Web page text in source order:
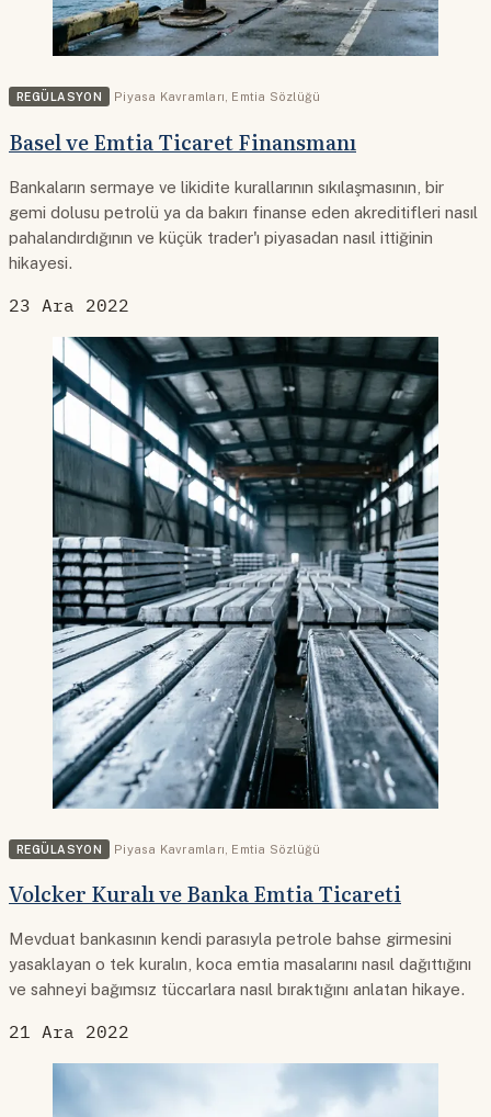
REGÜLASYON Piyasa Kavramları, Emtia Sözlüğü
Basel ve Emtia Ticaret Finansmanı
Bankaların sermaye ve likidite kurallarının sıkılaşmasının, bir
gemi dolusu petrolü ya da bakırı finanse eden akreditifleri nasıl
pahalandırdığının ve küçük trader'ı piyasadan nasıl ittiğinin
hikayesi.
23 Ara 2022
REGÜLASYON Piyasa Kavramları Emtia Sözlüğü
Volcker Kuralı ve Banka Emtia Ticareti
Mevduat bankasının kendi parasıyla petrole bahse girmesini
yasaklayan o tek kuralın, koca emtia masalarını nasıl dağıttığını
ve sahneyi bağımsız tüccarlara nasıl bıraktığını anlatan hikaye.
21 Ara 2022